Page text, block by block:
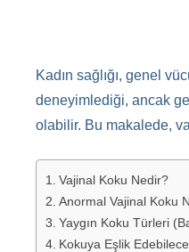
Kadın sağlığı, genel
deneyimlediği, ancak
olabilir. Bu makalede,
Vajinal Koku Nedir?
Anormal Vajinal Koku
Yaygın Koku Türleri
Kokuya Eşlik